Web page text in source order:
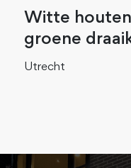
Witte
groene
Utrecht